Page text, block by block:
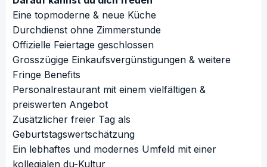
Eine topmoderne & neue Küche
Durchdienst ohne Zimmerstunde
Offizielle Feiertage geschlossen
Grosszügige Einkaufsvergünstigungen & weitere
Fringe Benefits
Personalrestaurant mit einem vielfältigen &
preiswerten Angebot
Zusätzlicher freier Tag als
Geburtstagswertschätzung
Ein lebhaftes und modernes Umfeld mit einer
kollegialen du-Kultur